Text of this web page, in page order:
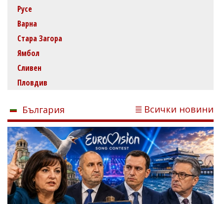
Русе
Варна
Стара Загора
Ямбол
Сливен
Пловдив
България Всички новини